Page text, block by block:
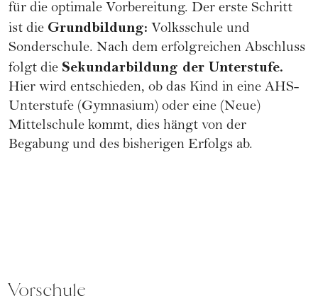
für die optimale Vorbereitung. Der erste Schritt
ist die Grundbildung: Volksschule und
Sonderschule. Nach dem erfolgreichen Abschluss
folgt die Sekundarbildung der Unterstufe.
Hier wird entschieden, ob das Kind in eine AHS-
Unterstufe (Gymnasium) oder eine (Neue)
Mittelschule kommt, dies hängt von der
Begabung und des bisherigen Erfolgs ab.
Vorschule